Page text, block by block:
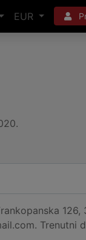
EUR
126,
Trenutni